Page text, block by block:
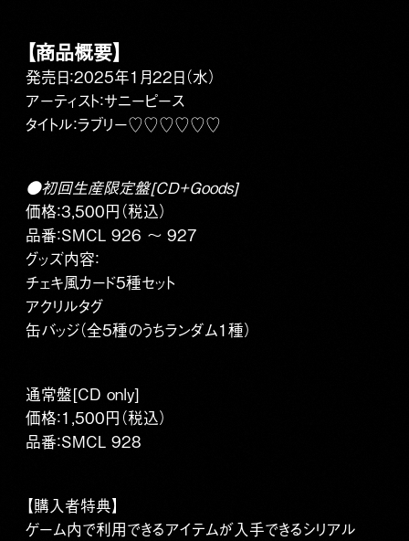
【商品概要】
発売日：2025年1月22日（水）
アーティスト：サニーピース
タイトル：ラブリー♡♡♡♡♡♡
●初回生産限定盤[CD+Goods]
価格：3,500円（税込）
品番：SMCL 926 ～ 927
グッズ内容：
チェキ風カード5種セット
アクリルタグ
缶バッジ（全5種のうちランダム1種）
通常盤[CD only]
価格：1,500円（税込）
品番：SMCL 928
【購入者特典】
ゲーム内で利用できるアイテムが入手できるシリアル